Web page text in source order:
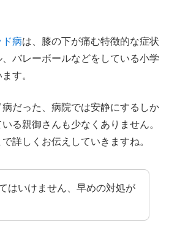
病は、膝の下が痛む特徴的な症状
バレーボールなどをしている小学
す。
だった、病院では安静にするしか
る親御さんも少なくありません。
詳しくお伝えしていきますね。
はいけません、早めの対処が